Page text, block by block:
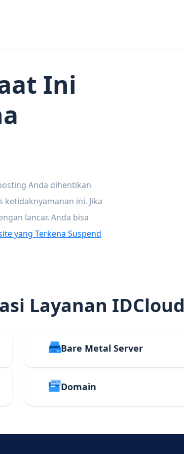
Ini
Anda dihentikan
ini. Jika
lancar. Anda bisa
yang Terkena Suspend
Layanan
Bare Metal Server
Domain